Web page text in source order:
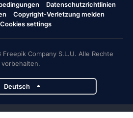
Datenschutzrichtlinien
Copyright-Verletzung melden
Cookies settings
Company S.L.U. Alle Rechte
vorbehalten.
Deutsch